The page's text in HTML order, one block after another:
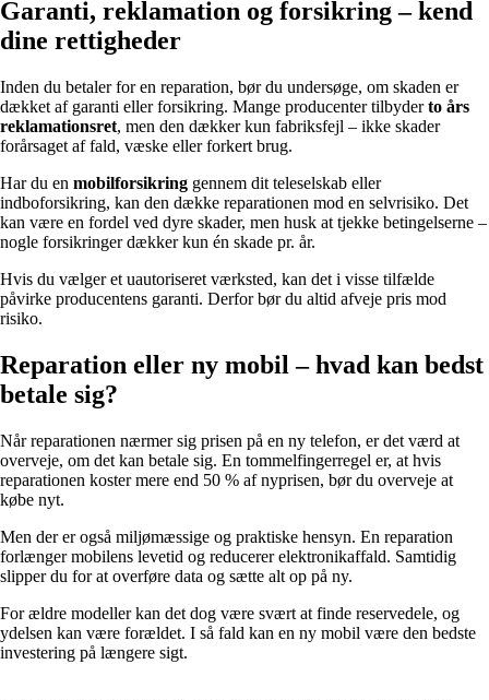
Garanti, reklamation og forsikring – kend
dine rettigheder
Inden du betaler for en reparation, bør du undersøge, om skaden er
dækket af garanti eller forsikring. Mange producenter tilbyderto års
reklamationsret, men den dækker kun fabriksfejl – ikke skader
forårsaget af fald, væske eller forkert brug.
Har du en mobilforsikring gennem dit teleselskab eller
indboforsikring, kan den dække reparationen mod en selvrisiko. Det
kan være en fordel ved dyre skader, men husk at tjekke betingelserne –
nogle forsikringer dækker kun én skade pr. år.
Hvis du vælger et uautoriseret værksted, kan det i visse tilfælde
påvirke producentens garanti. Derfor bør du altid afveje pris mod
risiko.
Reparation eller ny mobil – hvad kan bedst
betale sig?
Når reparationen nærmer sig prisen på en ny telefon, er det værd at
overveje, om det kan betale sig. En tommelfingerregel er, at hvis
reparationen koster mere end 50 % af nyprisen, bør du overveje at
købe nyt.
Men der er også miljømæssige og praktiske hensyn. En reparation
forlænger mobilens levetid og reducerer elektronikaffald. Samtidig
slipper du for at overføre data og sætte alt op på ny.
For ældre modeller kan det dog være svært at finde reservedele, og
ydelsen kan være forældet. I så fald kan en ny mobil være den bedste
investering på længere sigt.